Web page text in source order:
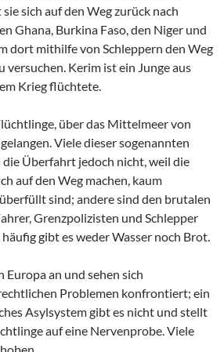
sich auf den Weg zurück nach
Ghana, Burkina Faso, den Niger und
dort mithilfe von Schleppern den Weg
versuchen. Kerim ist ein Junge aus
Krieg flüchtete.
über das Mittelmeer von
Viele dieser sogenannten
Überfahrt jedoch nicht, weil die
auf den Weg machen, kaum
sind; andere sind den brutalen
Grenzpolizisten und Schlepper
gibt es weder Wasser noch Brot.
Europa an und sehen sich
Problemen konfrontiert; ein
Asylsystem gibt es nicht und stellt
auf eine Nervenprobe. Viele